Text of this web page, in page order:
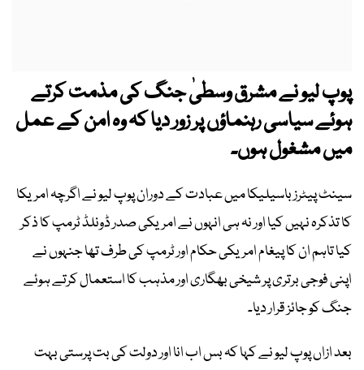
پوپ لیو نے مشرق وسطیٰ جنگ کی مذمت کرتے
ہوئے سیاسی رہنماؤں پر زور دیا کہ وہ امن کے عمل
میں مشغول ہوں۔
سینٹ پیٹرز باسیلیکا میں عبادت کے دوران پوپ لیو نے اگرچہ امریکا
کا تذکرہ نہیں کیا اور نہ ہی انہوں نے امریکی صدر ڈونلڈ ٹرمپ کا ذکر
کیا تاہم ان کا پیغام امریکی حکام اور ٹرمپ کی طرف تھا جنہوں نے
اپنی فوجی برتری پر شیخی بھگاری اور مذہب کا استعمال کرتے ہوئے
جنگ کو جائز قرار دیا۔
بعد ازاں پوپ لیو نے کہا کہ بس اب انا اور دولت کی بت پرستی بہت